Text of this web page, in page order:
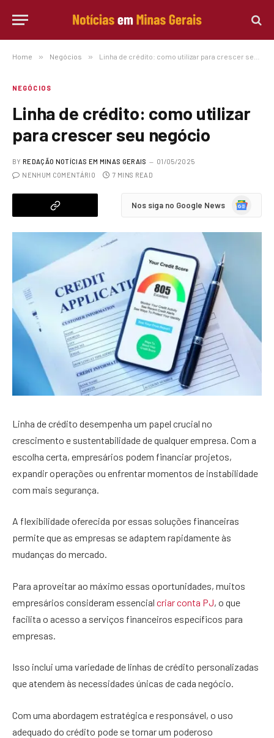
Home » Negócios » Linha de crédito: como utilizar para crescer seu negócio
NEGÓCIOS
Linha de crédito: como utilizar
para crescer seu negócio
BY REDAÇÃO NOTÍCIAS EM MINAS GERAIS
01/05/2025
NENHUM COMENTÁRIO
7 MINS READ
Nos siga no Google News
Google
Linha de crédito desempenha um papel crucial no
crescimento e sustentabilidade de qualquer empresa. Com a
escolha certa, empresários podem financiar projetos,
expandir operações ou enfrentar momentos de instabilidade
com mais segurança.
A flexibilidade oferecida por essas soluções financeiras
permite que as empresas se adaptem rapidamente às
mudanças do mercado.
Para aproveitar ao máximo essas oportunidades, muitos
empresários consideram essencial criar conta PJ, o que
facilita o acesso a serviços financeiros específicos para
empresas.
Isso inclui uma variedade de linhas de crédito personalizadas
que atendem às necessidades únicas de cada negócio.
Com uma abordagem estratégica e responsável, o uso
adequado do crédito pode se tornar um poderoso